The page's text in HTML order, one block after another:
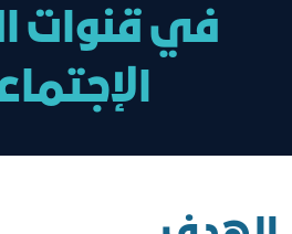
في قنوات